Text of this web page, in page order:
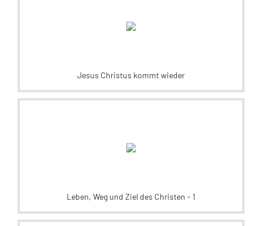
Jesus Christus kommt wieder
Leben, Weg und Ziel des Christen - 1